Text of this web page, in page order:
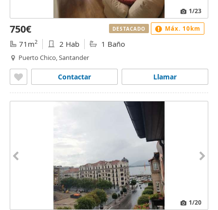
1/23
750€
71m2 2 Hab 1 Baño
Puerto Chico, Santander
Llamar
Contactar
DESTACADO Máx. 10km
1/20